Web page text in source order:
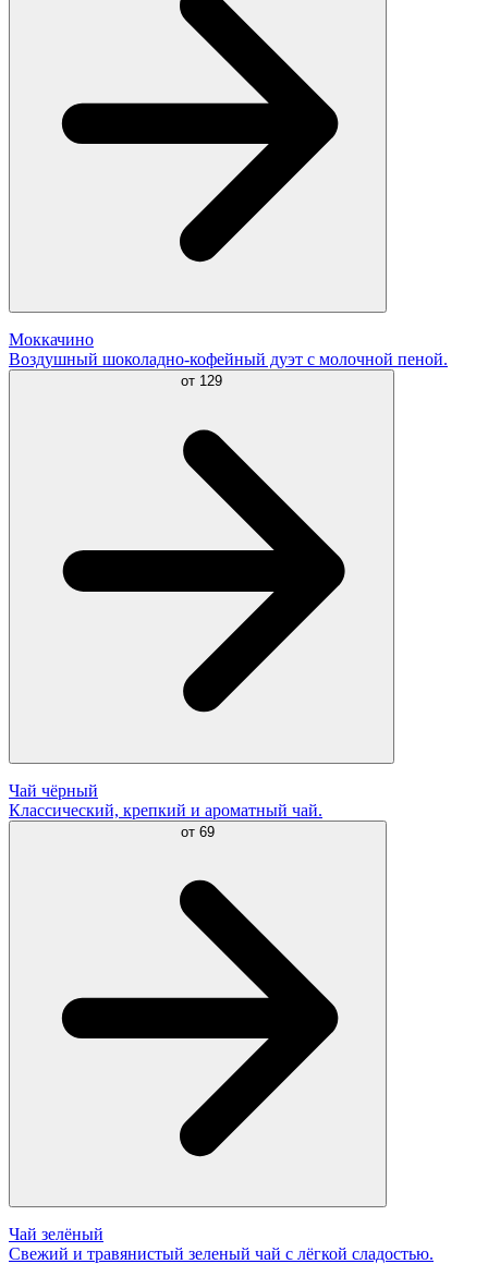
Моккачино
Воздушный шоколадно-кофейный дуэт с молочной пеной.
от 129
Чай чёрный
Классический, крепкий и ароматный чай.
от 69
Чай зелёный
Свежий и травянистый зеленый чай с лёгкой сладостью.